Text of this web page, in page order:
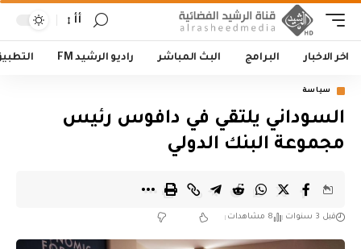
أأ
اخر الاخبار البرامج البث المباشر راديو الرشيد FM
سياسة
السوداني يلتقي في دافوس رئيس
مجموعة البنك الدولي
قبل 3 سنوات 8 مشاهدات